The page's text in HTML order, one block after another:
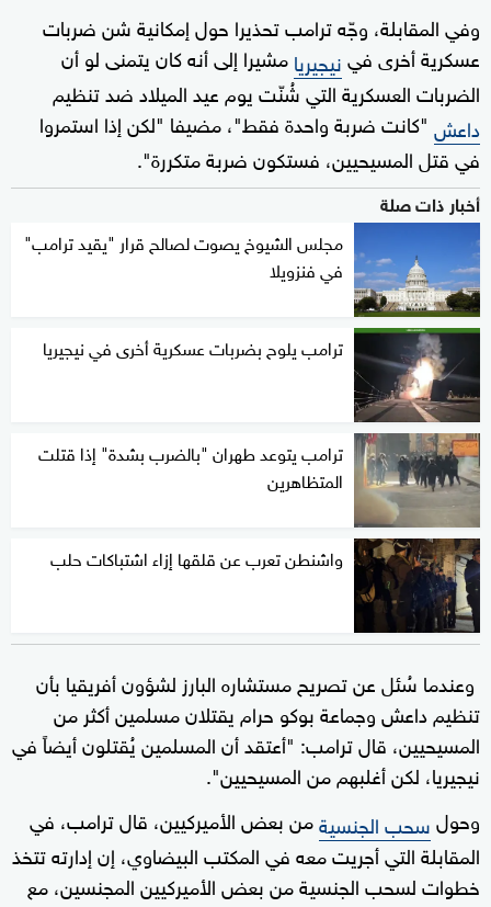
وفي المقابلة، وجّه ترامب تحذيرا حول إمكانية شن ضربات
عسكرية أخرى فينيجيريامشيرا إلى أنه كان يتمنى لو أن
الضربات العسكرية التي شُنّت يوم عيد الميلاد ضد تنظيم
داعش "كانت ضربة واحدة فقط"، مضيفا "لكن إذا استمروا
في قتل المسيحيين، فستكون ضربة متكررة".
أخبار ذات صلة
مجلس الشيوخ يصوت لصالح قرار "يقيد ترامب"
في فنزويلا
ترامب يلوح بضربات عسكرية أخرى في نيجيريا
ترامب يتوعد طهران "بالضرب بشدة" إذا قتلت
المتظاهرين
واشنطن تعرب عن قلقها إزاء اشتباكات حلب
وعندما سُئل عن تصريح مستشاره البارز لشؤون أفريقيا بأن
تنظيم داعش وجماعة بوكو حرام يقتلان مسلمين أكثر من
المسيحيين، قال ترامب: "أعتقد أن المسلمين يُقتلون أيضاً في
نيجيريا، لكن أغلبهم من المسيحيين".
وحولسحب الجنسيةمن بعض الأميركيين، قال ترامب، في
المقابلة التي أجريت معه في المكتب البيضاوي، إن إدارته تتخذ
خطوات لسحب الجنسية من بعض الأميركيين المجنسين، مع